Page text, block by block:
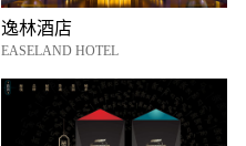
逸林酒店
EASELAND HOTEL